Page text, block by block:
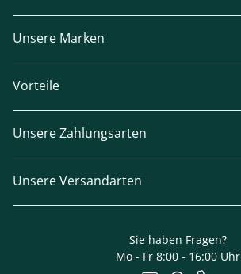
Unsere Marken
Vorteile
Unsere Zahlungsarten
Unsere Versandarten
Sie haben Fragen?
Mo - Fr 8:00 - 16:00 Uhr